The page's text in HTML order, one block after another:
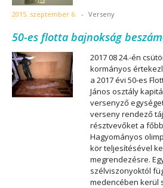
2015. szeptember 6. - Verseny
50-es flotta bajnokság
2017 08 24.-én
kormányos
a 2017 évi 50-es
János osztály
versenyző
verseny rendező
résztvevőket a
Hagyományos
kör teljesítésével
megrendezésre.
szélviszonyoktól
medencében kerül